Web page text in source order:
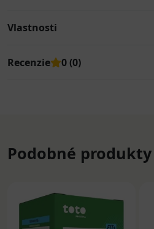
Vlastnosti
Recenzie 0 (0)
Podobné produkty